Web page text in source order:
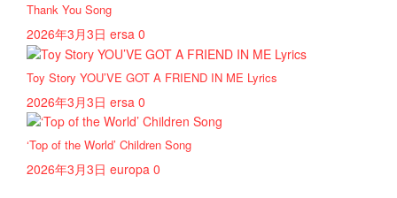
Thank You Song
2026年3月3日 ersa 0
Toy Story YOU’VE GOT A FRIEND IN ME Lyrics
2026年3月3日 ersa 0
‘Top of the World’ Children Song
2026年3月3日 europa 0